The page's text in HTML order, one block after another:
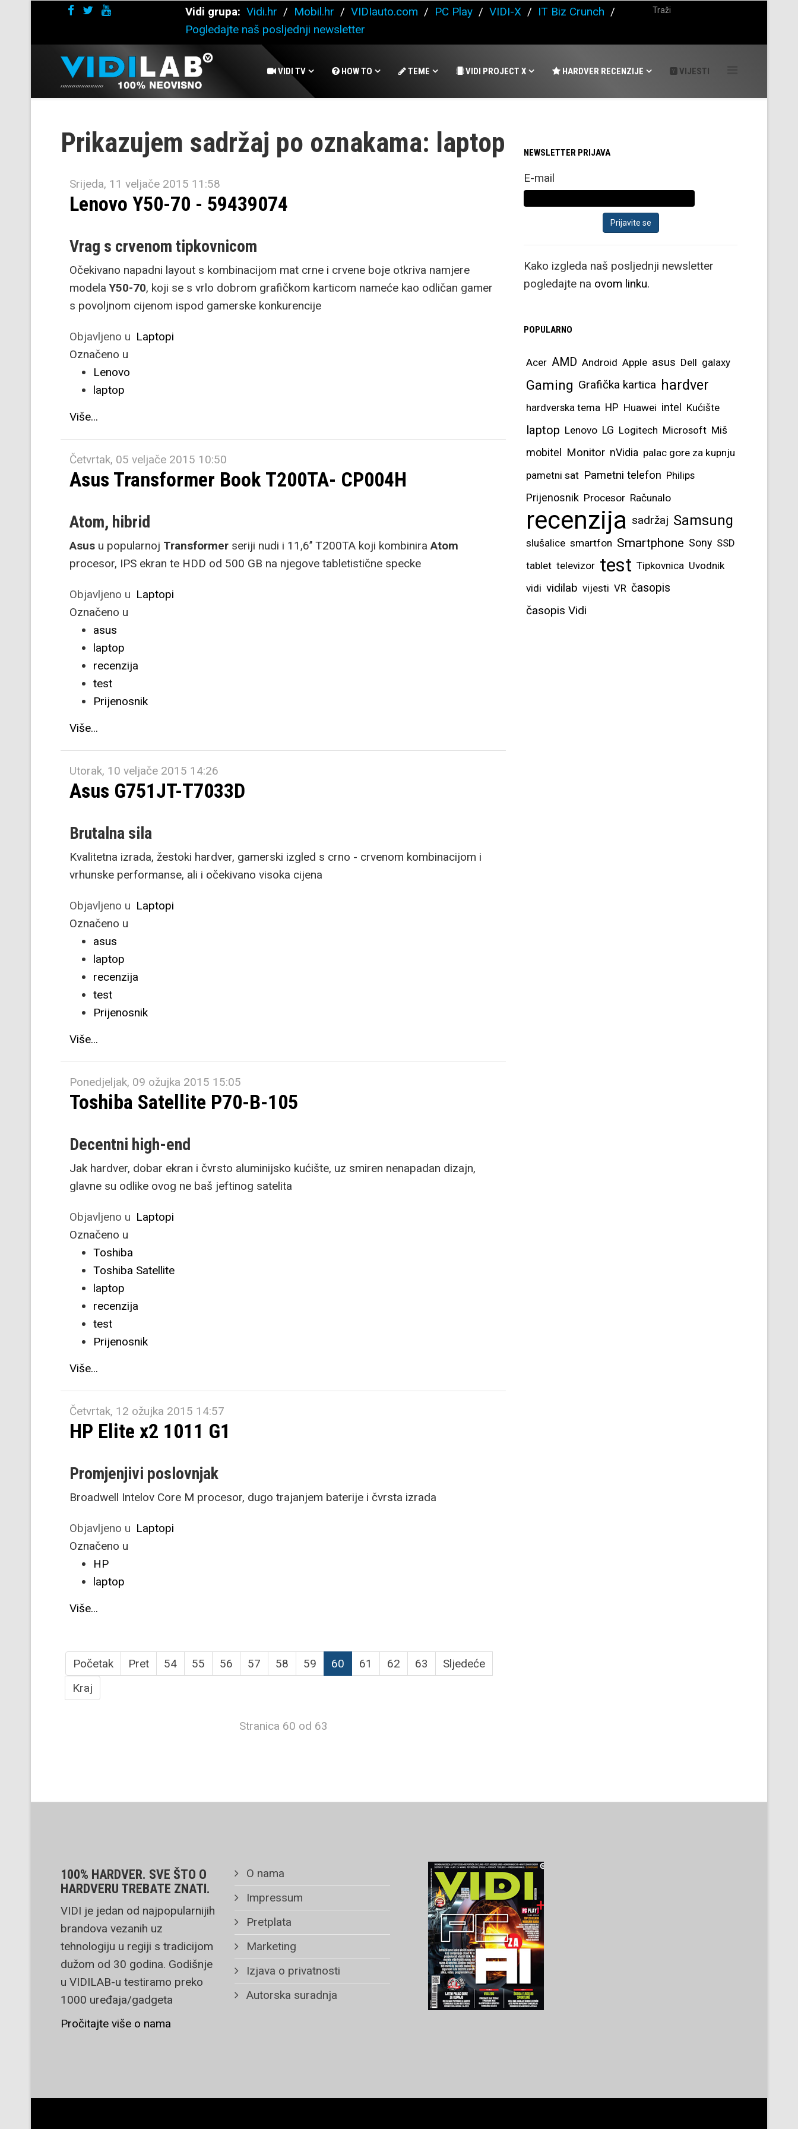
Vidi grupa: Vidi.hr / Mobil.hr / VIDIauto.com / PC Play / VIDI-X / IT Biz Crunch /
Pogledajte naš posljednji newsletter
VIDI TV HOW TO TEME VIDI PROJECT X HARDVER RECENZIJE VIJESTI
Prikazujem sadržaj po oznakama: laptop
Srijeda, 11 veljače 2015 11:58
Lenovo Y50-70 - 59439074
Vrag s crvenom tipkovnicom
Očekivano napadni layout s kombinacijom mat crne i crvene boje otkriva namjere
modelaY50-70, koji se s vrlo dobrom grafičkom karticom nameće kao odličan gamer
s povoljnom cijenom ispod gamerske konkurencije
Objavljeno u Laptopi
Označeno u
Lenovo
laptop
Više...
Četvrtak, 05 veljače 2015 10:50
Asus Transformer Book T200TA- CP004H
Atom, hibrid
Asus u popularnoj Transformer seriji nudi i 11,6’’ T200TA koji kombiniraAtom
procesor, IPS ekran te HDD od 500 GB na njegove tabletistične specke
Objavljeno u Laptopi
Označeno u
asus
laptop
recenzija
test
Prijenosnik
Više...
Utorak, 10 veljače 2015 14:26
Asus G751JT-T7033D
Brutalna sila
Kvalitetna izrada, žestoki hardver, gamerski izgled s crno - crvenom kombinacijom i
vrhunske performanse, ali i očekivano visoka cijena
Objavljeno u Laptopi
Označeno u
asus
laptop
recenzija
test
Prijenosnik
Više...
Ponedjeljak, 09 ožujka 2015 15:05
Toshiba Satellite P70-B-105
Decentni high-end
Jak hardver, dobar ekran i čvrsto aluminijsko kućište, uz smiren nenapadan dizajn,
glavne su odlike ovog ne baš jeftinog satelita
Objavljeno u Laptopi
Označeno u
Toshiba
Toshiba Satellite
laptop
recenzija
test
Prijenosnik
Više...
Četvrtak, 12 ožujka 2015 14:57
HP Elite x2 1011 G1
Promjenjivi poslovnjak
Broadwell Intelov Core M procesor, dugo trajanjem baterije i čvrsta izrada
Objavljeno u Laptopi
Označeno u
HP
laptop
Više...
Početak Pret 54 55 56 57 58 59 60 61 62 63
Sljedeće
Kraj
Stranica 60 od 63
NEWSLETTER PRIJAVA
E-mail
Kako izgleda naš posljednji newsletter
pogledajte na ovom linku.
POPULARNO
Acer AMD Android Apple asus Dell galaxy
Gaming Grafička kartica hardver
hardverska tema HP Huawei intel Kućište
laptop Lenovo LG Logitech Microsoft Miš
mobitel Monitor nVidia palac gore za kupnju
pametni sat Pametni telefon Philips
Prijenosnik Procesor Računalo
recenzija sadržaj Samsung
slušalice smartfon Smartphone Sony SSD
tablet televizor test Tipkovnica Uvodnik
vidi vidilab vijesti VR časopis
časopis Vidi
100% HARDVER. SVE ŠTO O
HARDVERU TREBATE ZNATI.
VIDI je jedan od najpopularnijih
brandova vezanih uz
tehnologiju u regiji s tradicijom
dužom od 30 godina. Godišnje
u VIDILAB-u testiramo preko
1000 uređaja/gadgeta
Pročitajte više o nama
O nama
Impressum
Pretplata
Marketing
Izjava o privatnosti
Autorska suradnja